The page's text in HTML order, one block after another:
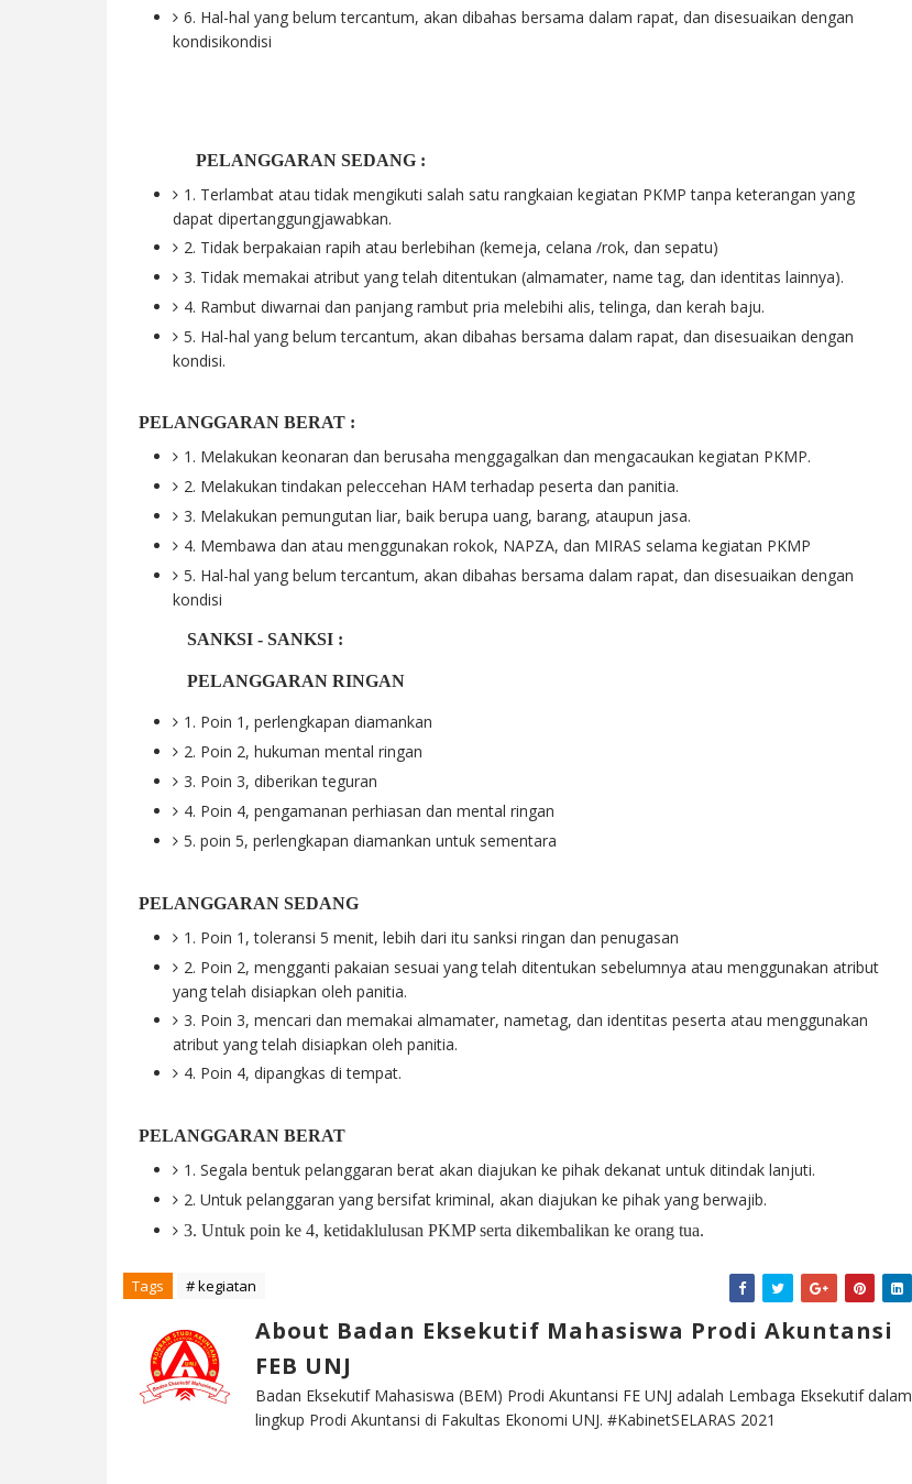
6. Hal-hal yang belum tercantum, akan dibahas bersama dalam rapat, dan disesuaikan dengan
kondisikondisi
PELANGGARAN SEDANG :
1. Terlambat atau tidak mengikuti salah satu rangkaian kegiatan PKMP tanpa keterangan yang
dapat dipertanggungjawabkan.
2. Tidak berpakaian rapih atau berlebihan (kemeja, celana /rok, dan sepatu)
3. Tidak memakai atribut yang telah ditentukan (almamater, name tag, dan identitas lainnya).
4. Rambut diwarnai dan panjang rambut pria melebihi alis, telinga, dan kerah baju.
5. Hal-hal yang belum tercantum, akan dibahas bersama dalam rapat, dan disesuaikan dengan
kondisi.
PELANGGARAN BERAT :
1. Melakukan keonaran dan berusaha menggagalkan dan mengacaukan kegiatan PKMP.
2. Melakukan tindakan peleccehan HAM terhadap peserta dan panitia.
3. Melakukan pemungutan liar, baik berupa uang, barang, ataupun jasa.
4. Membawa dan atau menggunakan rokok, NAPZA, dan MIRAS selama kegiatan PKMP
5. Hal-hal yang belum tercantum, akan dibahas bersama dalam rapat, dan disesuaikan dengan
kondisi
SANKSI - SANKSI :
PELANGGARAN RINGAN
1. Poin 1, perlengkapan diamankan
2. Poin 2, hukuman mental ringan
3. Poin 3, diberikan teguran
4. Poin 4, pengamanan perhiasan dan mental ringan
5. poin 5, perlengkapan diamankan untuk sementara
PELANGGARAN SEDANG
1. Poin 1, toleransi 5 menit, lebih dari itu sanksi ringan dan penugasan
2. Poin 2, mengganti pakaian sesuai yang telah ditentukan sebelumnya atau menggunakan atribut
yang telah disiapkan oleh panitia.
3. Poin 3, mencari dan memakai almamater, nametag, dan identitas peserta atau menggunakan
atribut yang telah disiapkan oleh panitia.
4. Poin 4, dipangkas di tempat.
PELANGGARAN BERAT
1. Segala bentuk pelanggaran berat akan diajukan ke pihak dekanat untuk ditindak lanjuti.
2. Untuk pelanggaran yang bersifat kriminal, akan diajukan ke pihak yang berwajib.
3. Untuk poin ke 4, ketidaklulusan PKMP serta dikembalikan ke orang tua.
Tags # kegiatan
About Badan Eksekutif Mahasiswa Prodi Akuntansi
FEB UNJ
Badan Eksekutif Mahasiswa (BEM) Prodi Akuntansi FE UNJ adalah Lembaga Eksekutif dalam
lingkup Prodi Akuntansi di Fakultas Ekonomi UNJ. #KabinetSELARAS 2021